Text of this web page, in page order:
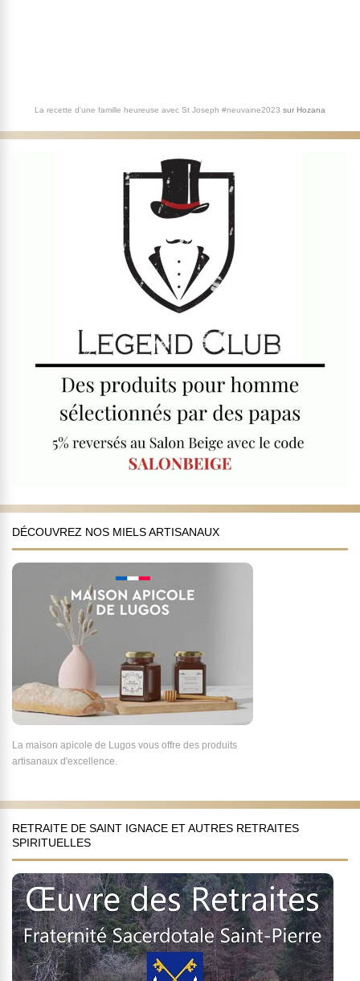
La recette d'une famille heureuse avec St Joseph #neuvaine2023 sur Hozana
DÉCOUVREZ NOS MIELS ARTISANAUX
La maison apicole de Lugos vous offre des produits
artisanaux d'excellence.
RETRAITE DE SAINT IGNACE ET AUTRES RETRAITES
SPIRITUELLES